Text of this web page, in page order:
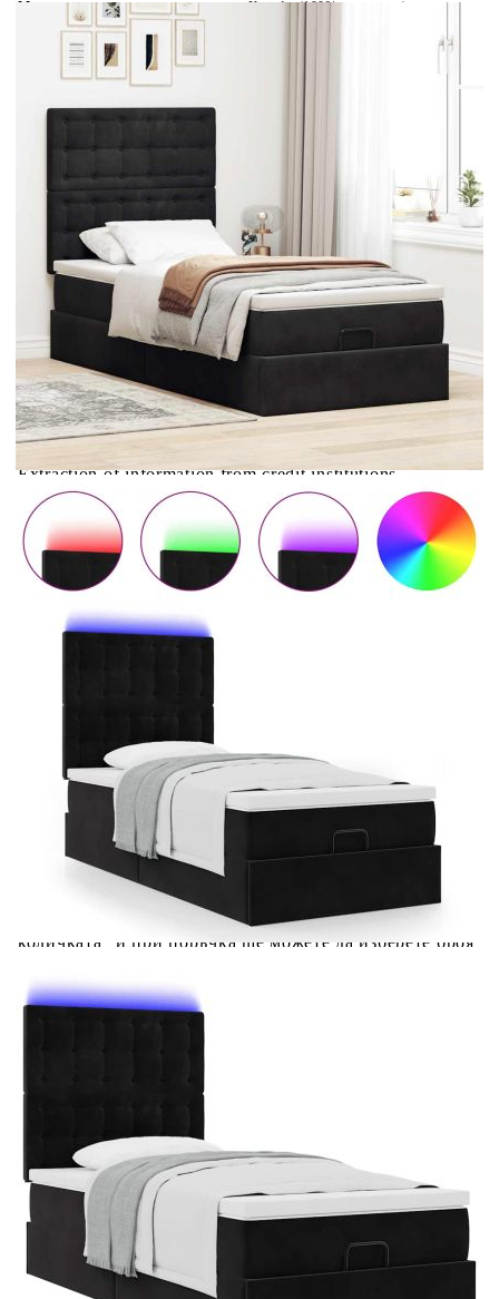
Материал:
Кадифе (100% полиестер)
Размери:
EAN code:
Общи размери:
203 x 100 x 118/128 см (Д x Ш x В)
Напрежение:
Дължина на захранващия кабел:
Клас на защита:
Дължина на USB кабела:
Материал за пълнеж:
Покет пружини, пяна
Материал на топ матрака:
Плат (100% полиестер)
Макс. капацитет на тегло:
280 кг
Твърдост:
Средна
Купи на изплащане
Credit calculator
Османска легло с матраци и LED, черно, 100x200 см,
кадифе
Please select credit institution
Цена на продукта:
Extraction of information from credit institutions
Предоставената таблица е с информационна цел.
Добавете продукта в количката си с бутона "Добави в
количката" и при поръчка ще можете да изберете броя
вноски на кредита.
coșul de cumpărături unde veți putea selecta detaliile
cererii de creditare.
Добавете продукта в количката си с бутона "Добави в
вноски на кредита.
Предоставената таблица е с информационна цел.
Добавете продукта в количката си с бутона "Добави в
количката" и при поръчка ще можете да изберете броя
вноски на кредита.
Предоставената таблица е с информационна цел.
Добавете продукта в количката си с бутона "Добави в
количката" и при поръчка ще можете да изберете броя
Предоставената таблица е с информационна цел.
Добавете продукта в количката си с бутона "Добави в
количката" и при поръчка ще можете да изберете броя
Когато плащате с NewPay, всъщност NewPay плаща
поръчката Ви вместо Вас. Вие я получавате и
разполагате с три начина да я платите към тях:
Отложено до 30 дни от момента на изпращане на
поръчката без оскъпяване. За покупки на стойност до
400 лв. / €204,52
Плащане на 4 вноски. Заплащате 20% от стойността на
поръчката си на момента с карта. Останалата сума се
разделя на 3 равни месечни вноски без оскъпяване. За